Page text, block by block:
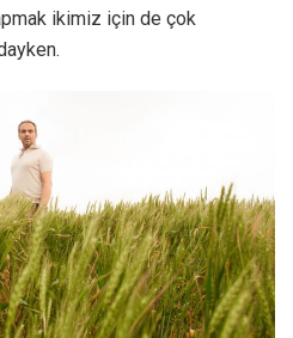
ikimiz için de çok